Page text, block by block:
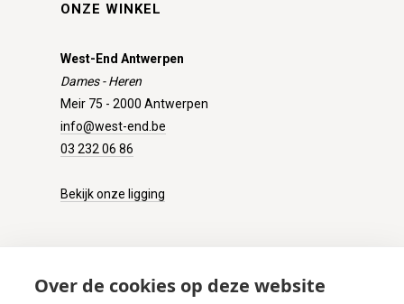
Over de cookies op deze website
ONZE WINKEL
West-End Antwerpen
Dames - Heren
Meir 75 - 2000 Antwerpen
info@west-end.be
03 232 06 86
Bekijk onze ligging